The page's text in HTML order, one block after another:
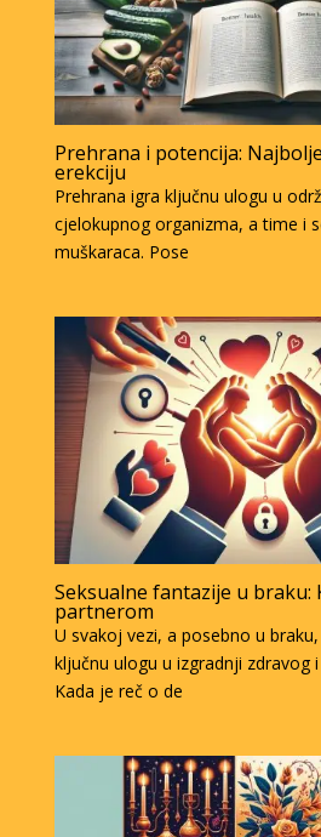
Prehrana i potencija:
erekciju
Prehrana igra ključnu ulogu u
cjelokupnog organizma, a time i
muškaraca. Pose
Seksualne fantazije u braku:
partnerom
U svakoj vezi, a posebno u
ključnu ulogu u izgradnji zdravog
Kada je reč o de